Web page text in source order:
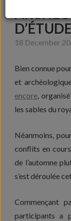
18 December
Bien connue
et
encore,
les sables du
Néanmoins,
conflits en
de l’automne
s’est déroulée
Commençant
participants a